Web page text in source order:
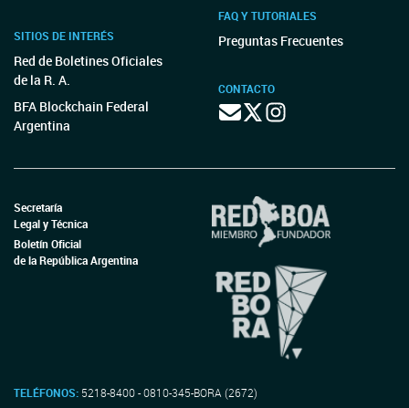
SITIOS DE INTERÉS
Red de Boletines Oficiales
de la R. A.
BFA Blockchain Federal
Argentina
FAQ Y TUTORIALES
Preguntas Frecuentes
CONTACTO
Secretaría
Legal y Técnica
Boletín Oficial
de la República Argentina
TELÉFONOS: 5218-8400 - 0810-345-BORA (2672)